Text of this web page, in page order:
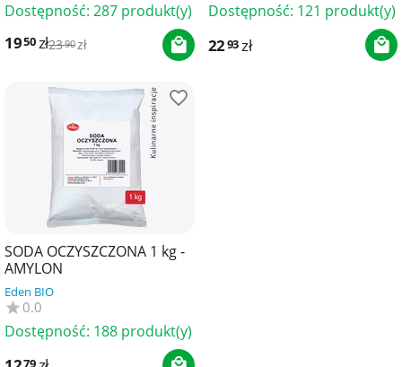
Dostępność: 287 produkt(y)
1950zł2390zł
Dostępność: 121 produkt(y)
2293zł
SODA OCZYSZCZONA 1 kg -
AMYLON
Eden BIO
0.0
Dostępność: 188 produkt(y)
79